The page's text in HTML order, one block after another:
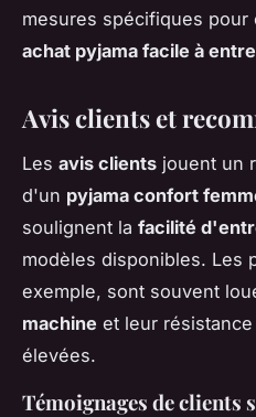
mesures spécifiques pour
achat pyjama facile à
Avis clients et
Les avis clients jouent un
d'un pyjama confort
soulignent la facilité
modèles disponibles. Les
exemple, sont souvent
machine et leur
élevées.
Témoignages de clients